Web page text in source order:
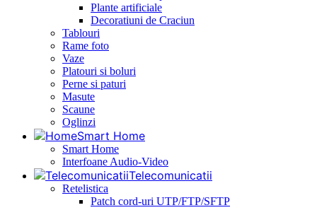
Plante artificiale
Decoratiuni de Craciun
Tablouri
Rame foto
Vaze
Platouri si boluri
Perne si paturi
Masute
Scaune
Oglinzi
Smart Home
Smart Home
Interfoane Audio-Video
Telecomunicatii
Retelistica
Patch cord-uri UTP/FTP/SFTP